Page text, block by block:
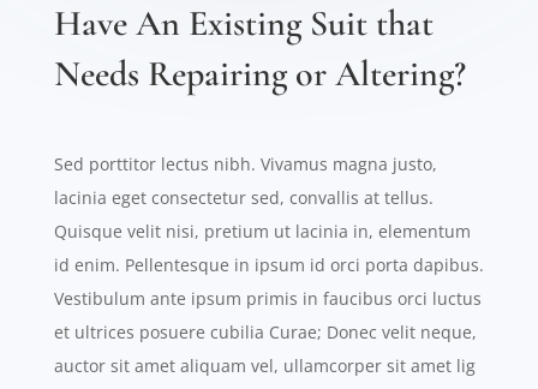
Have An Existing Suit that
Needs Repairing or Altering?
Sed porttitor lectus nibh. Vivamus magna justo,
lacinia eget consectetur sed, convallis at tellus.
Quisque velit nisi, pretium ut lacinia in, elementum
id enim. Pellentesque in ipsum id orci porta dapibus.
Vestibulum ante ipsum primis in faucibus orci luctus
et ultrices posuere cubilia Curae; Donec velit neque,
auctor sit amet aliquam vel, ullamcorper sit amet lig